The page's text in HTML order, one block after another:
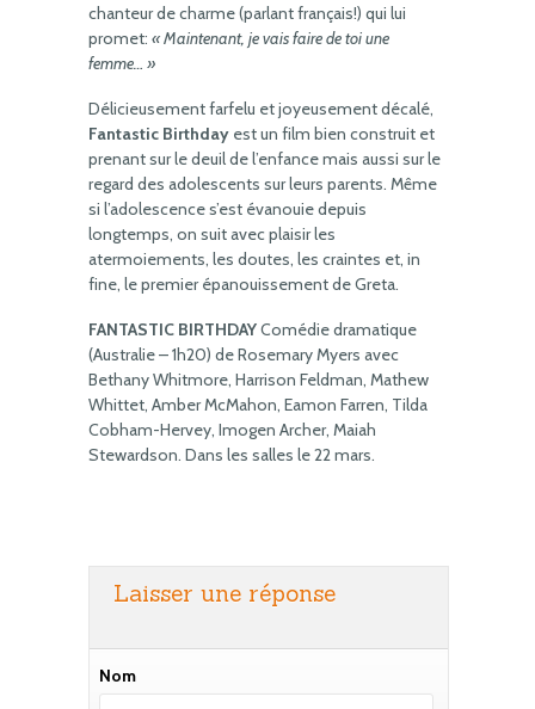
chanteur de charme (parlant français!) qui lui
promet: « Maintenant, je vais faire de toi une
femme… »
Délicieusement farfelu et joyeusement décalé,
Fantastic Birthday est un film bien construit et
prenant sur le deuil de l’enfance mais aussi sur le
regard des adolescents sur leurs parents. Même
si l’adolescence s’est évanouie depuis
longtemps, on suit avec plaisir les
atermoiements, les doutes, les craintes et, in
fine, le premier épanouissement de Greta.
FANTASTIC BIRTHDAYComédie dramatique
(Australie – 1h20) de Rosemary Myers avec
Bethany Whitmore, Harrison Feldman, Mathew
Whittet, Amber McMahon, Eamon Farren, Tilda
Cobham-Hervey, Imogen Archer, Maiah
Stewardson. Dans les salles le 22 mars.
Laisser une réponse
Nom